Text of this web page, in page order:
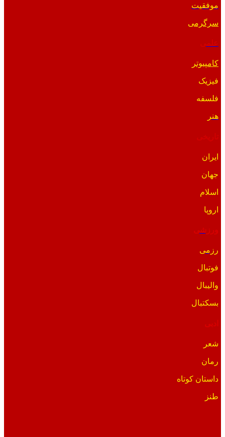
موفقیت
سرگرمی
کامپیوتر
فیزیک
فلسفه
هنر
ایران
جهان
اسلام
اروپا
ورزشی
رزمی
فوتبال
والیبال
بسکتبال
ادبی
شعر
رمان
داستان کوتاه
طنز